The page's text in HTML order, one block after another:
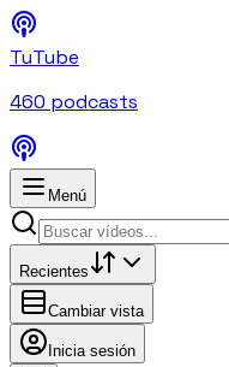
TuTube
460 podcasts
Menú
Recientes
Cambiar vista
Inicia sesión